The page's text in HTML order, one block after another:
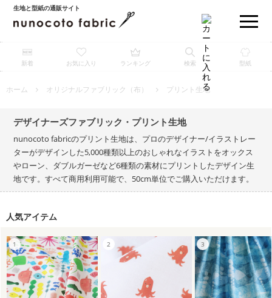
生地と型紙の通販サイト
新着 お気に入り ランキング 検索 型紙
ホーム オリジナルファブリック（布） プリント生地
デザイナーズファブリック・プリント生地
nunocoto fabricのプリント生地は、プロのデザイナー/イラストレー
ターがデザインした5,000種類以上のおしゃれなイラストをオックス
やローン、ダブルガーゼなど6種類の素材にプリントしたデザイン生
地です。すべて商用利用可能で、50cm単位でご購入いただけます。
人気アイテム